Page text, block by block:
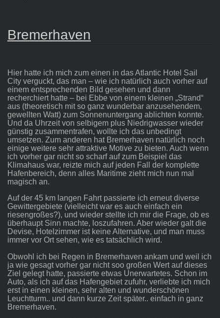
Bremerhaven
Hier hatte ich mich zum einen in das Atlantic Hotel Sail
City verguckt, das man – wie ich natürlich auch vorher auf
einem entsprechenden Bild gesehen und dann
recherchiert hatte – bei Ebbe von einem kleinen „Strand“
aus (theoretisch mit so ganz wunderbar anzusehendem,
gewellten Watt) zum Sonnenuntergang ablichten konnte.
Und da Uhrzeit von selbigem plus Niedrigwasser wieder
günstig zusammentrafen, wollte ich das unbedingt
umsetzen. Zum anderen hat Bremerhaven natürlich noch
einige weitere sehr attraktive Motive zu bieten. Auch wenn
ich vorher gar nicht so scharf auf zum Beispiel das
Klimahaus war, reizte mich auf jeden Fall der komplette
Hafenbereich, denn alles Maritime zieht mich nun mal
magisch an.
Auf der 45 km langen Fahrt passierte ich erneut diverse
Gewittergebiete (vielleicht war es auch einfach ein
riesengroßes?), und wieder stellte ich mir die Frage, ob es
überhaupt Sinn machte, loszufahren. Aber wieder galt die
Devise, Hotelzimmer ist keine Alternative, und man muss
immer vor Ort sehen, wie es tatsächlich wird.
Obwohl ich bei Regen in Bremerhaven ankam und weil ich
ja wie gesagt vorher gar nicht soo großen Wert auf dieses
Ziel gelegt hatte, passierte etwas Unerwartetes. Schon im
Auto, als ich auf das Hafengebiet zufuhr, verliebte ich mich
erst in einen kleinen, sehr alten und wunderschönen
Leuchtturm.. und dann kurze Zeit später.. einfach in ganz
Bremerhaven.